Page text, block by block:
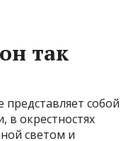
так
собой
в окрестностях
светом и